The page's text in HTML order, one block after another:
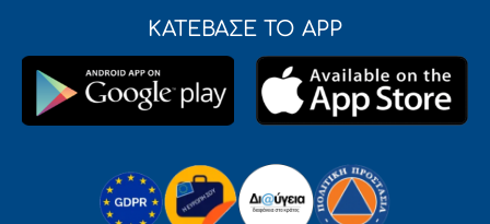
ΚΑΤΕΒΑΣΕ ΤΟ APP